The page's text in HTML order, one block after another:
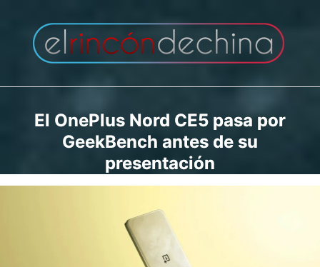
contenido
El OnePlus Nord CE5 pasa por
GeekBench antes de su
presentación